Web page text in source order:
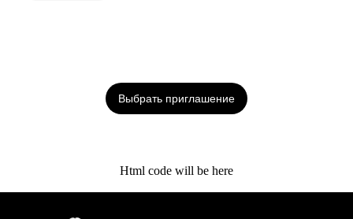
Выбрать приглашение
Html code will be here